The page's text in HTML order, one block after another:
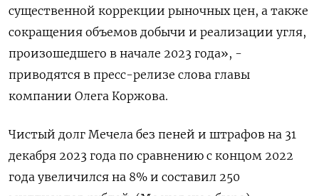
существенной коррекции рыночных цен, а также
сокращения объемов добычи и реализации угля,
произошедшего в начале 2023 года», -
приводятся в пресс-релизе слова главы
компании Олега Коржова.
Чистый долг Мечела без пеней и штрафов на 31
декабря 2023 года по сравнению с концом 2022
года увеличился на 8% и составил 250